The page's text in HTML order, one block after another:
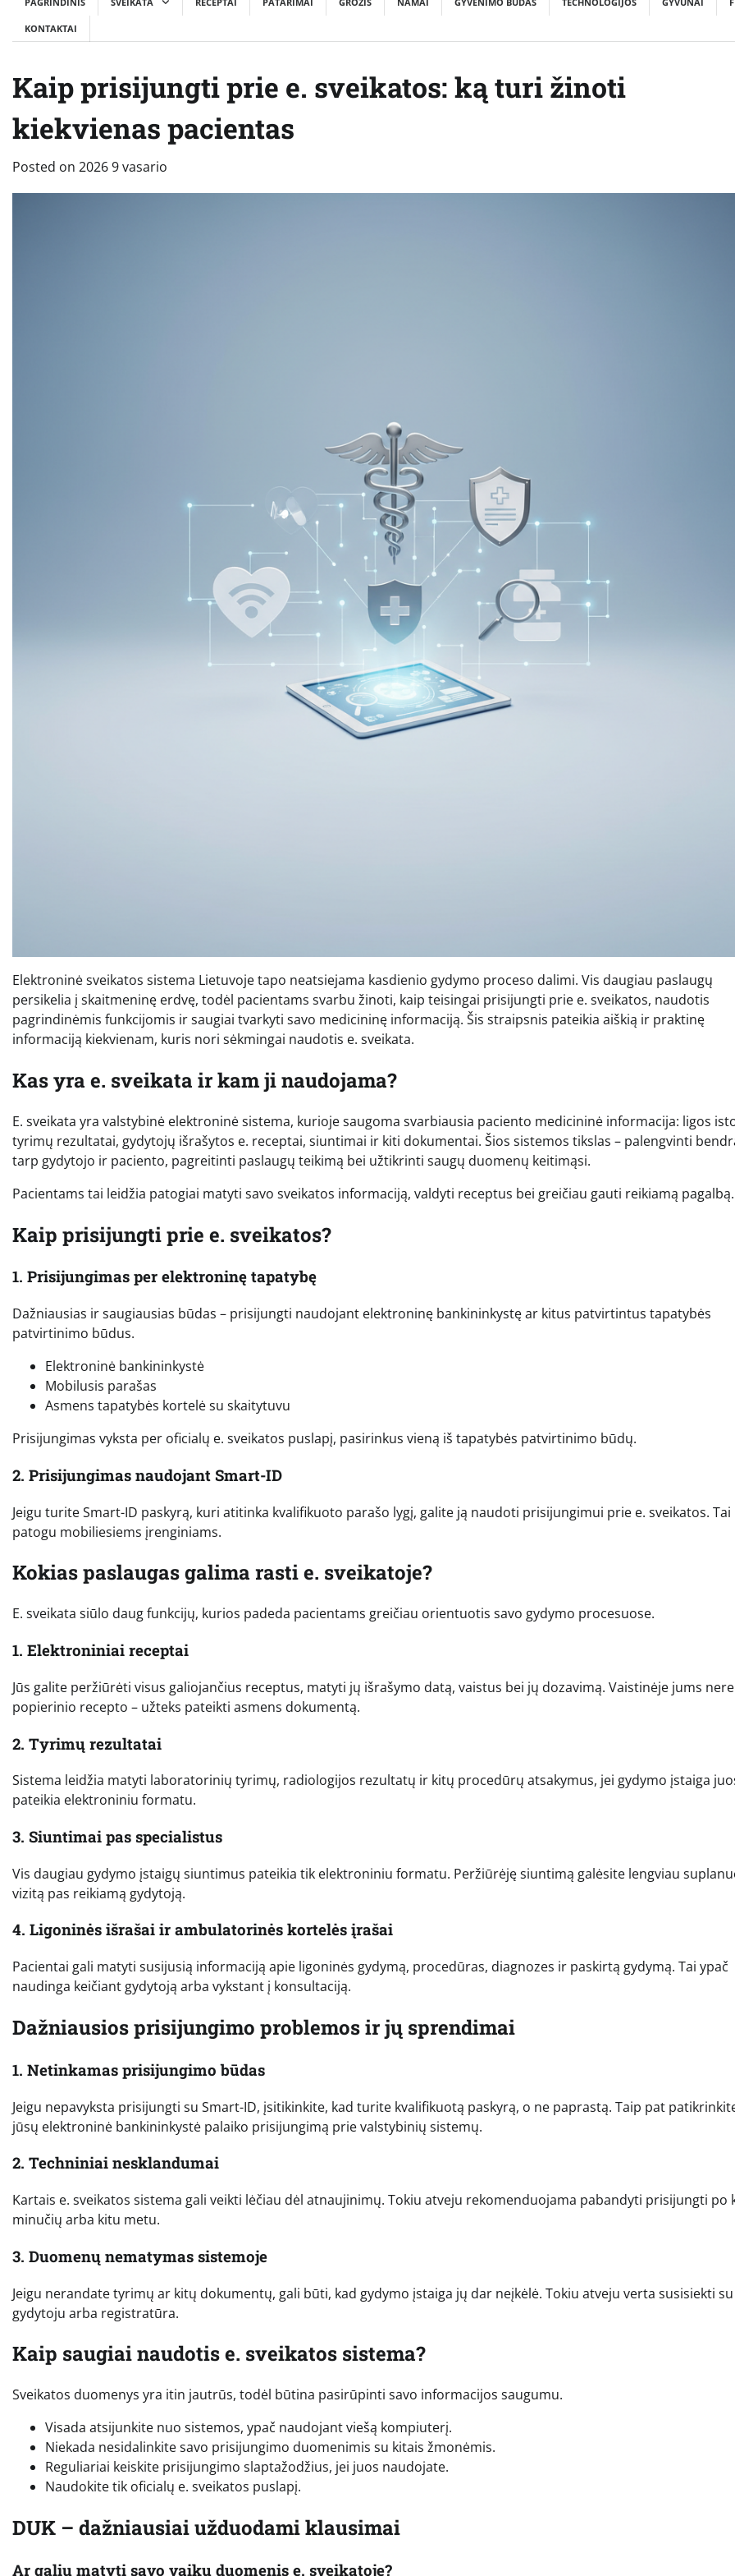
KONTAKTAI
Kaip prisijungti prie e. sveikatos: ką turi žinoti
kiekvienas pacientas
Posted on 2026 9 vasario
Elektroninė sveikatos sistema Lietuvoje tapo neatsiejama kasdienio gydymo proceso dalimi. Vis daugiau paslaugų
persikelia į skaitmeninę erdvę, todėl pacientams svarbu žinoti, kaip teisingai prisijungti prie e. sveikatos, naudotis
pagrindinėmis funkcijomis ir saugiai tvarkyti savo medicininę informaciją. Šis straipsnis pateikia aiškią ir praktinę
informaciją kiekvienam, kuris nori sėkmingai naudotis e. sveikata.
Kas yra e. sveikata ir kam ji naudojama?
E. sveikata yra valstybinė elektroninė sistema, kurioje saugoma svarbiausia paciento medicininė informacija: ligos
tyrimų rezultatai, gydytojų išrašytos e. receptai, siuntimai ir kiti dokumentai. Šios sistemos tikslas – palengvinti
tarp gydytojo ir paciento, pagreitinti paslaugų teikimą bei užtikrinti saugų duomenų keitimąsi.
Pacientams tai leidžia patogiai matyti savo sveikatos informaciją, valdyti receptus bei greičiau gauti reikiamą pagalbą.
Kaip prisijungti prie e. sveikatos?
1. Prisijungimas per elektroninę tapatybę
Dažniausias ir saugiausias būdas – prisijungti naudojant elektroninę bankininkystę ar kitus patvirtintus tapatybės
patvirtinimo būdus.
Elektroninė bankininkystė
Mobilusis parašas
Asmens tapatybės kortelė su skaitytuvu
Prisijungimas vyksta per oficialų e. sveikatos puslapį, pasirinkus vieną iš tapatybės patvirtinimo būdų.
2. Prisijungimas naudojant Smart-ID
Jeigu turite Smart-ID paskyrą, kuri atitinka kvalifikuoto parašo lygį, galite ją naudoti prisijungimui prie e. sveikatos. Tai
patogu mobiliesiems įrenginiams.
Kokias paslaugas galima rasti e. sveikatoje?
E. sveikata siūlo daug funkcijų, kurios padeda pacientams greičiau orientuotis savo gydymo procesuose.
1. Elektroniniai receptai
Jūs galite peržiūrėti visus galiojančius receptus, matyti jų išrašymo datą, vaistus bei jų dozavimą. Vaistinėje jums
popierinio recepto – užteks pateikti asmens dokumentą.
2. Tyrimų rezultatai
Sistema leidžia matyti laboratorinių tyrimų, radiologijos rezultatų ir kitų procedūrų atsakymus, jei gydymo įstaiga
pateikia elektroniniu formatu.
3. Siuntimai pas specialistus
Vis daugiau gydymo įstaigų siuntimus pateikia tik elektroniniu formatu. Peržiūrėję siuntimą galėsite lengviau
vizitą pas reikiamą gydytoją.
4. Ligoninės išrašai ir ambulatorinės kortelės įrašai
Pacientai gali matyti susijusią informaciją apie ligoninės gydymą, procedūras, diagnozes ir paskirtą gydymą. Tai ypač
naudinga keičiant gydytoją arba vykstant į konsultaciją.
Dažniausios prisijungimo problemos ir jų sprendimai
1. Netinkamas prisijungimo būdas
Jeigu nepavyksta prisijungti su Smart-ID, įsitikinkite, kad turite kvalifikuotą paskyrą, o ne paprastą. Taip pat
jūsų elektroninė bankininkystė palaiko prisijungimą prie valstybinių sistemų.
2. Techniniai nesklandumai
Kartais e. sveikatos sistema gali veikti lėčiau dėl atnaujinimų. Tokiu atveju rekomenduojama pabandyti prisijungti po
minučių arba kitu metu.
3. Duomenų nematymas sistemoje
Jeigu nerandate tyrimų ar kitų dokumentų, gali būti, kad gydymo įstaiga jų dar neįkėlė. Tokiu atveju verta susisiekti su
gydytoju arba registratūra.
Kaip saugiai naudotis e. sveikatos sistema?
Sveikatos duomenys yra itin jautrūs, todėl būtina pasirūpinti savo informacijos saugumu.
Visada atsijunkite nuo sistemos, ypač naudojant viešą kompiuterį.
Niekada nesidalinkite savo prisijungimo duomenimis su kitais žmonėmis.
Reguliariai keiskite prisijungimo slaptažodžius, jei juos naudojate.
Naudokite tik oficialų e. sveikatos puslapį.
DUK – dažniausiai užduodami klausimai
Ar galiu matyti savo vaikų duomenis e. sveikatoje?